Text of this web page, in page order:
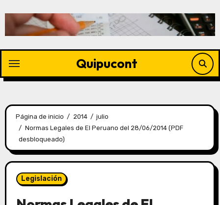
Quipucont
Página de inicio 2014
julio
Normas Legales de El Peruano del 28/06/2014 (PDF
desbloqueado)
Legislación